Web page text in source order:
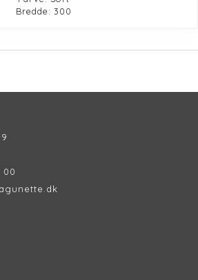
Bredde: 300
00